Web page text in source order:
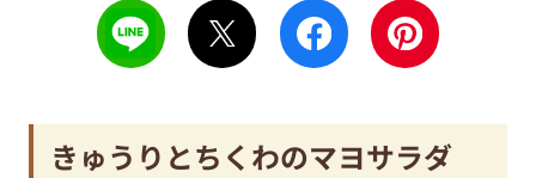
きゅうりとちくわのマヨサラダ